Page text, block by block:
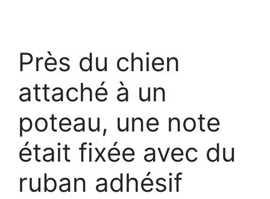
Près du chien
attaché à un
poteau, une note
était fixée avec du
ruban adhésif